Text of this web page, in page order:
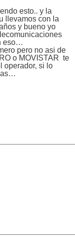
esto.. y la
llevamos con la
y bueno yo
eso…
pero no asi de
o MOVISTAR te
operador, si lo